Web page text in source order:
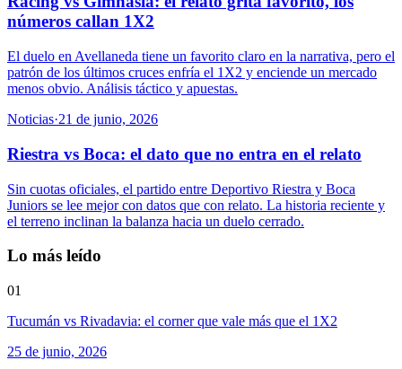
números callan 1X2
El duelo en Avellaneda tiene un favorito claro en la narrativa, pero el
patrón de los últimos cruces enfría el 1X2 y enciende un mercado
menos obvio. Análisis táctico y apuestas.
Noticias·21 de junio, 2026
Riestra vs Boca: el dato que no entra en el relato
Sin cuotas oficiales, el partido entre Deportivo Riestra y Boca
Juniors se lee mejor con datos que con relato. La historia reciente y
el terreno inclinan la balanza hacia un duelo cerrado.
Lo más leído
01
Tucumán vs Rivadavia: el corner que vale más que el 1X2
25 de junio, 2026